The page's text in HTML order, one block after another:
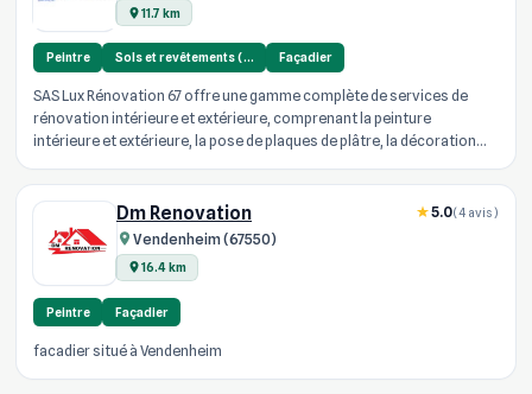
11.7 km
Peintre Sols et revêtements (… Façadier
SAS Lux Rénovation 67 offre une gamme complète de services de
rénovation intérieure et extérieure, comprenant la peinture
intérieure et extérieure, la pose de plaques de plâtre, la décoration
Dm Renovation
Vendenheim (67550)
16.4 km
5.0(4 avis)
Peintre Façadier
facadier situé à Vendenheim